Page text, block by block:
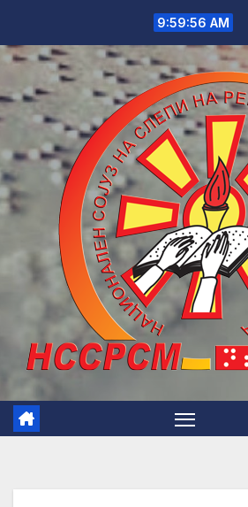
content
9:59:56 AM